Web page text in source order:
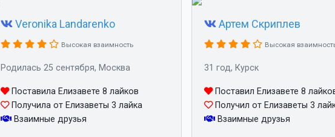
Veronika Landarenko
Высокая взаимность
Родилась 25 сентября, Москва
Поставила Елизавете 8 лайков
Получила от Елизаветы 3 лайка
Взаимные друзья
Артем Скриплев
Высокая
31 год, Курск
Поставил Елизавете 8
Получил от Елизаветы 3
Взаимные друзья